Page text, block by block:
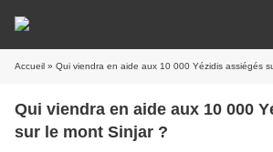
Accueil » Qui viendra en aide aux 10 000 Yézidis assiégés
Qui viendra en aide aux 10 000
sur le mont Sinjar ?